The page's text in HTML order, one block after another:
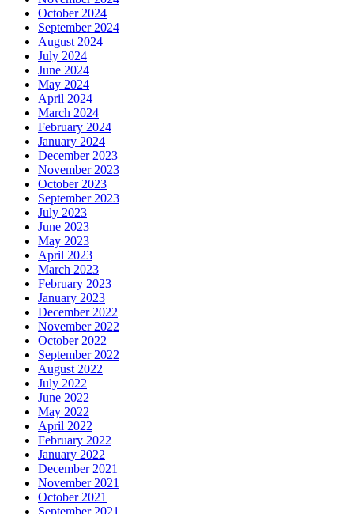
October 2024
September 2024
August 2024
July 2024
June 2024
May 2024
April 2024
March 2024
February 2024
January 2024
December 2023
November 2023
October 2023
September 2023
July 2023
June 2023
May 2023
April 2023
March 2023
February 2023
January 2023
December 2022
November 2022
October 2022
September 2022
August 2022
July 2022
June 2022
May 2022
April 2022
February 2022
January 2022
December 2021
November 2021
October 2021
September 2021